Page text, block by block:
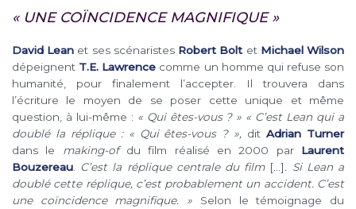
« UNE COÏNCIDENCE MAGNIFIQUE »
David Lean et ses scénaristes Robert Bolt et Michael Wilson
dépeignent T.E. Lawrence comme un homme qui refuse son
humanité, pour finalement l’accepter. Il trouvera dans
l’écriture le moyen de se poser cette unique et même
question, à lui-même : « Qui êtes-vous ? » « C’est Lean qui a
doublé la réplique : « Qui êtes-vous ? », dit Adrian Turner
dans le making-ofdu film réalisé en 2000 par Laurent
Bouzereau
C’est la réplique centrale du film[…]. Si Lean a
doublé cette réplique, c’est probablement un accident. C’est
une coïncidence magnifique. » Selon le témoignage du